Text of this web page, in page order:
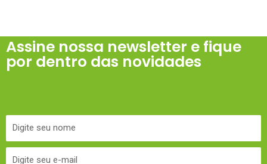
Assine nossa newsletter e fique
por dentro das novidades